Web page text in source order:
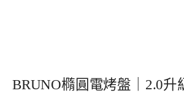
BRUNO橢圓電烤盤｜2.0升